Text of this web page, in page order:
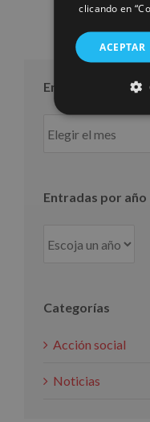
Entradas por mes
por
Entradas por año
Categorías
Acción social
Noticias
clicando en
ACEPTAR